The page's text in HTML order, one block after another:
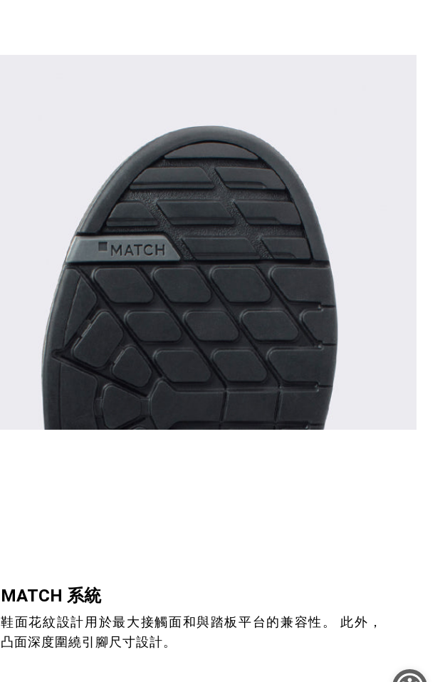
MATCH 系統
鞋面花紋設計用於最大接觸面和與踏板平台的兼容性。 此外，
凸面深度圍繞引腳尺寸設計。